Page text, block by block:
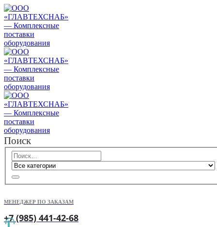
Поиск
МЕНЕДЖЕР ПО ЗАКАЗАМ
+7 (985) 441-42-68